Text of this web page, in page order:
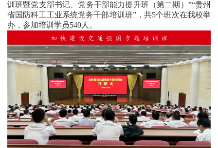
训班暨党支部书记、党务干部能力提升班（第二期）”“贵州
省国防科工工业系统党务干部培训班”，共5个班次在我校举
办，参加培训学员540人。